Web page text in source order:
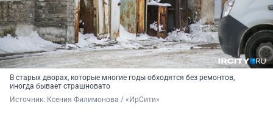
В старых дворах, которые многие годы обходятся без ремонтов,
иногда бывает страшновато
Источник: Ксения Филимонова / «ИрСити»